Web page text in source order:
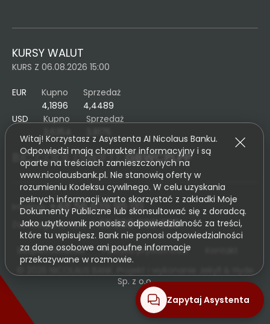
KURSY WALUT
KURS Z 06.08.2026 15:00
EUR
Kupno
4,1896
Sprzedaż
4,4489
USD
Kupno
Sprzedaż
BIC CODE (SWIFT):GBWCPLPP
Infolinia:+48 56 639 95 00
Zastrzeganie kart: +48 800 888 888
Bezpieczeństwo Polityka prywatności
Sp. z o.o.